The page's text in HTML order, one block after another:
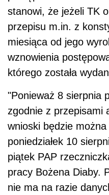
stanowi, że jeżeli TK
przepisu m.in. z
miesiąca od jego
wznowienia
którego została
"Ponieważ 8 sierpnia
zgodnie z przepisami
wnioski będzie można
poniedziałek 10
piątek PAP
pracy Bożena Diaby.
nie ma na razie